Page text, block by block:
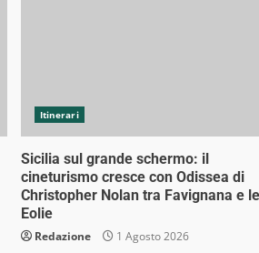
Itinerari
Sicilia sul grande schermo: il
cineturismo cresce con Odissea di
Christopher Nolan tra Favignana e le
Eolie
Redazione 1 Agosto 2026